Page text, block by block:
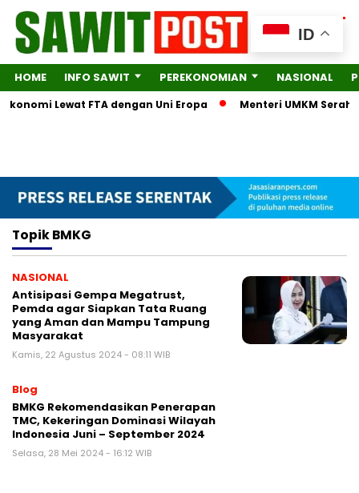
HOME INFO SAWIT PEREKONOMIAN NASIONAL
Lewat FTA dengan Uni Eropa Menteri UMKM
TopikBMKG
NASIONAL
Antisipasi Gempa Megatrust,
Pemda agar Siapkan Tata Ruang
yang Aman dan Mampu Tampung
Masyarakat
Kamis, 22 Agustus 2024 - 08:11 WIB
Blog
BMKG Rekomendasikan Penerapan
TMC, Kekeringan Dominasi Wilayah
Indonesia Juni – September 2024
Selasa, 28 Mei 2024 - 16:12 WIB
ID